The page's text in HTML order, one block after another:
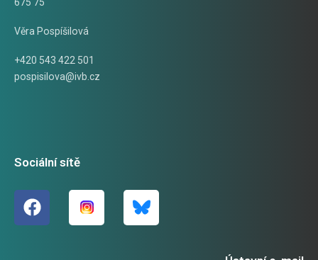
Věra Pospíšilová
+420 543 422 501
pospisilova@ivb.cz
Sociální sítě